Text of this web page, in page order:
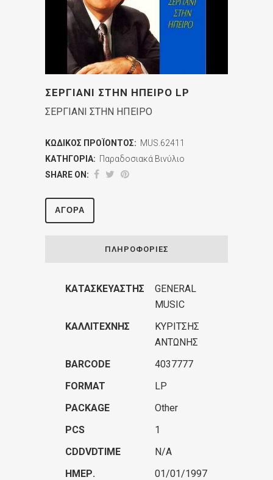
ΣΕΡΓΙΑΝΙ ΣΤΗΝ ΗΠΕΙΡΟ LP
ΣΕΡΓΙΑΝΙ ΣΤΗΝ ΗΠΕΙΡΟ
ΚΩΔΙΚΌΣ ΠΡΟΪΌΝΤΟΣ: MUS.62411
ΚΑΤΗΓΟΡΊΑ: Παραδοσιακά Βινύλιο
SHARE ON:
ΑΓΟΡΆ
ΠΛΗΡΟΦΟΡΊΕΣ
ΚΑΤΑΣΚΕΥΑΣΤΉΣ
GENERAL
MUSIC
ΚΑΛΛΙΤΈΧΝΗΣ
ΚΥΡΙΤΣΗΣ
ΑΝΤΩΝΗΣ
BARCODE
4037777
FORMAT
LP
PACKAGE
Other
PCS
1
CDDVDTIME
N/A
ΗΜΕΡ.
01/01/1997